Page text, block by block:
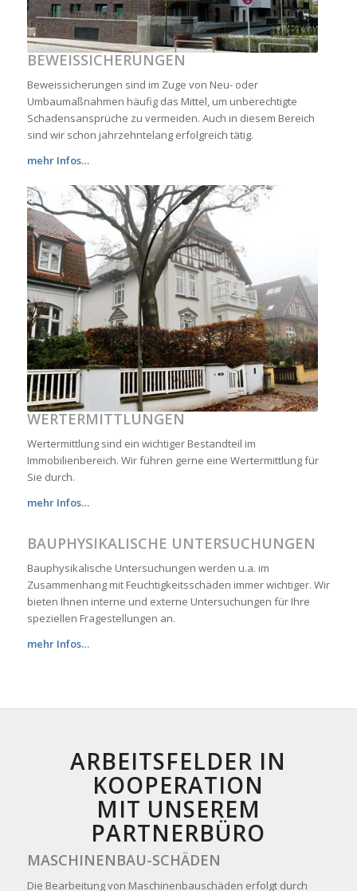
BEWEISSICHERUNGEN
Beweissicherungen sind im Zuge von Neu- oder
Umbaumaßnahmen häufig das Mittel, um unberechtigte
Schadensansprüche zu vermeiden. Auch in diesem Bereich
sind wir schon jahrzehntelang erfolgreich tätig.
mehr Infos…
WERTERMITTLUNGEN
Wertermittlung sind ein wichtiger Bestandteil im
Immobilienbereich. Wir führen gerne eine Wertermittlung für
Sie durch.
mehr Infos…
BAUPHYSIKALISCHE UNTERSUCHUNGEN
Bauphysikalische Untersuchungen werden u.a. im
Zusammenhang mit Feuchtigkeitsschäden immer wichtiger. Wir
bieten Ihnen interne und externe Untersuchungen für Ihre
speziellen Fragestellungen an.
mehr Infos…
ARBEITSFELDER IN
KOOPERATION
MIT UNSEREM
PARTNERBÜRO
MASCHINENBAU-SCHÄDEN
Die Bearbeitung von Maschinenbauschäden erfolgt durch